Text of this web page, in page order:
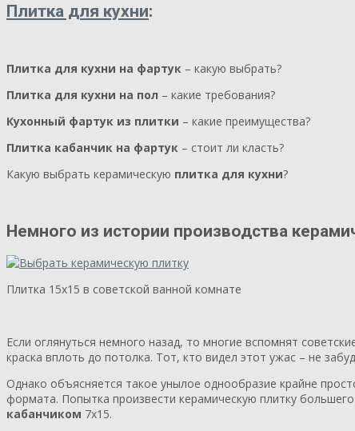
Плитка для кухни:
Плитка для кухни на фартук – какую выбрать?
Плитка для кухни на пол – какие требования?
Кухонный фартук из плитки – какие преимущества?
Плитка кабанчик на фартук – стоит ли класть?
Какую выбрать керамическую плитка для кухни?
Немного из истории производства
Плитка 15х15 в советской ванной комнате
Если оглянуться немного назад, то многие вспомнят
краска вплоть до потолка. Тот, кто видел этот ужас – не
Однако объясняется такое унылое однообразие крайне
формата. Попытка произвести керамическую плитку
кабанчиком 7х15.